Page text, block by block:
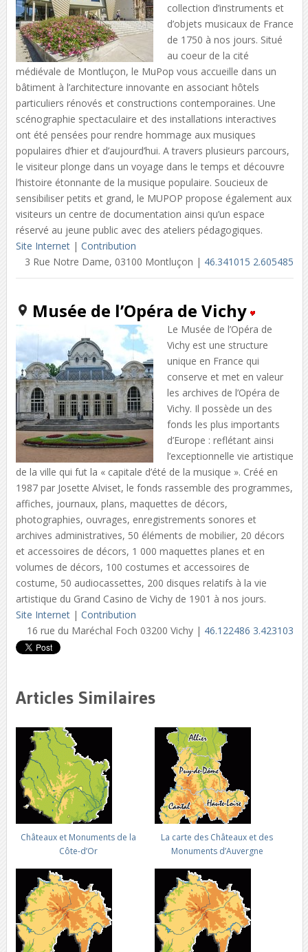
collection d’instruments et
d’objets musicaux de France
de 1750 à nos jours. Situé
au coeur de la cité
médiévale de Montluçon, le MuPop vous accueille dans un
bâtiment à l’architecture innovante en associant hôtels
particuliers rénovés et constructions contemporaines. Une
scénographie spectaculaire et des installations interactives
ont été pensées pour rendre hommage aux musiques
populaires d’hier et d’aujourd’hui. A travers plusieurs parcours,
le visiteur plonge dans un voyage dans le temps et découvre
l’histoire étonnante de la musique populaire. Soucieux de
sensibiliser petits et grand, le MUPOP propose également aux
visiteurs un centre de documentation ainsi qu’un espace
réservé au jeune public avec des ateliers pédagogiques.
Site Internet| Contribution
3 Rue Notre Dame, 03100 Montluçon | 46.341015 2.605485
Musée de l’Opéra de Vichy
Le Musée de l’Opéra de
Vichy est une structure
unique en France qui
conserve et met en valeur
les archives de l’Opéra de
Vichy. Il possède un des
fonds les plus importants
d’Europe : reflétant ainsi
l’exceptionnelle vie artistique
de la ville qui fut la « capitale d’été de la musique ». Créé en
1987 par Josette Alviset, le fonds rassemble des programmes,
affiches, journaux, plans, maquettes de décors,
photographies, ouvrages, enregistrements sonores et
archives administratives, 50 éléments de mobilier, 20 décors
et accessoires de décors, 1 000 maquettes planes et en
volumes de décors, 100 costumes et accessoires de
costume, 50 audiocassettes, 200 disques relatifs à la vie
artistique du Grand Casino de Vichy de 1901 à nos jours.
Site Internet| Contribution
16 rue du Maréchal Foch 03200 Vichy | 46.122486 3.423103
Articles Similaires
Châteaux et Monuments de la
Côte-d’Or
La carte des Châteaux et des
Monuments d’Auvergne